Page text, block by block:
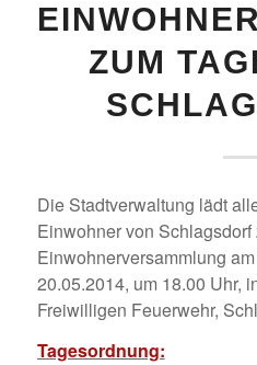
ZUM
Die Stadtverwaltung lädt
Einwohner von Schlagsdorf
Einwohnerversammlung
20.05.2014, um 18.00 Uhr,
Freiwilligen Feuerwehr,
Tagesordnung: